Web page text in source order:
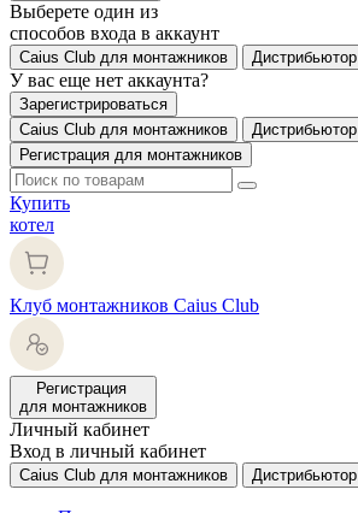
Выберете один из
способов входа в аккаунт
Caius Club для монтажников Дистрибьютор
У вас еще нет аккаунта?
Зарегистрироваться
Caius Club для монтажников
Дистрибьютор
Регистрация для монтажников
Купить
котел
Клуб монтажников Caius Club
Регистрация
для монтажников
Личный кабинет
Вход в личный кабинет
Caius Club для монтажников Дистрибьютор